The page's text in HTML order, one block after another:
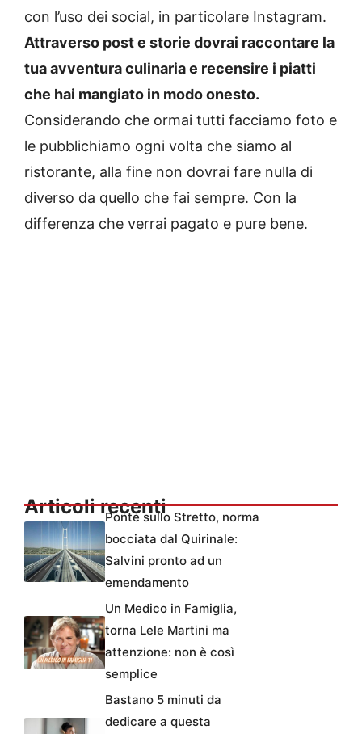
con l’uso dei social, in particolare Instagram.
Attraverso post e storie dovrai raccontare la
tua avventura culinaria e recensire i piatti
che hai mangiato in modo onesto.
Considerando che ormai tutti facciamo foto e
le pubblichiamo ogni volta che siamo al
ristorante, alla fine non dovrai fare nulla di
diverso da quello che fai sempre. Con la
differenza che verrai pagato e pure bene.
Articoli recentiPonte sullo Stretto, norma
bocciata dal Quirinale:
Salvini pronto ad un
emendamento
Un Medico in Famiglia,
torna Lele Martini ma
attenzione: non è così
semplice
Bastano 5 minuti da
dedicare a questa